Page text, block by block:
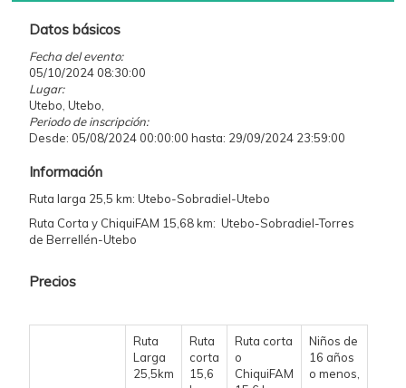
Datos básicos
Fecha del evento:
05/10/2024 08:30:00
Lugar:
Utebo, Utebo,
Periodo de inscripción:
Desde: 05/08/2024 00:00:00 hasta: 29/09/2024 23:59:00
Información
Ruta larga 25,5 km: Utebo-Sobradiel-Utebo
Ruta Corta y ChiquiFAM 15,68 km: Utebo-Sobradiel-Torres
de Berrellén-Utebo
Precios
Ruta
Larga
25,5km
Ruta
corta
15,6
Ruta corta
o
ChiquiFAM
Niños de
16 años
o menos,